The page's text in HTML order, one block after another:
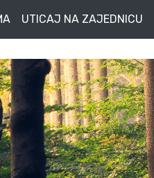
UTICAJ NA ZAJEDNICU